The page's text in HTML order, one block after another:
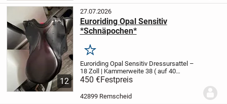
12
27.07.2026
Euroriding Opal Sensitiv
*Schnäpochen*
Merken
Euroriding Opal Sensitiv Dressursattel –
18 Zoll | Kammerweite 38 ( auf 40
veränderbar) Ich verkaufe meinen
gepflegten Euroriding Opal Sensitiv
Dressursattel in der Farbe Schwarz.
450 €Festpreis
42899 Remscheid